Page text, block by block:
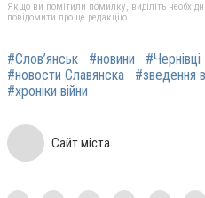
Якщо ви помітили помилку, виділіть
повідомити про це редакцію
#Слов’янськ #новини #Чернівці
#новости Славянска
#зведення
#хроніки війни
Сайт міста